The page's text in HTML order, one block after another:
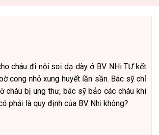
cháu đi nội soi dạ dày ở BV NHi TƯ kết
cong nhỏ xung huyết lần sần. Bác sỹ chỉ
cháu bị ung thư, bác sỹ bảo các cháu khi
phải là quy định của BV Nhi không?